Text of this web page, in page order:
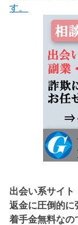
す。
出会い系サイ
返金に圧倒的に
着手金無料なの